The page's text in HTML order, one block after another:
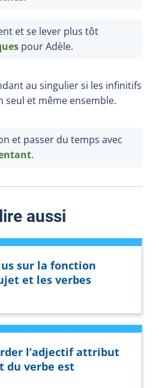
et se lever plus tôt
pour Adèle.
au singulier si les infinitifs
et même ensemble.
et passer du temps avec
.
aussi
sur la fonction
et les verbes
l’adjectif attribut
du verbe est